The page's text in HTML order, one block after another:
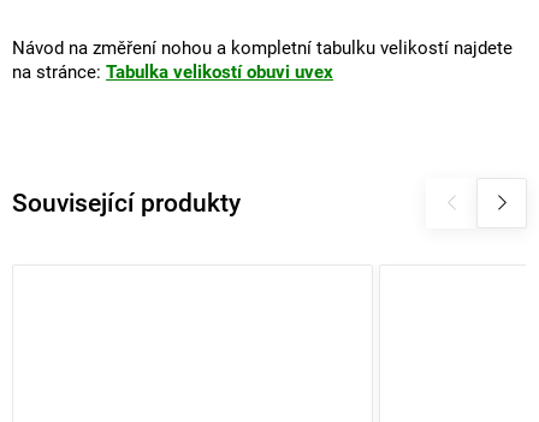
Související produkty
Návod na změření nohou a kompletní tabulku velikostí najdete
na stránce: Tabulka velikostí obuvi uvex